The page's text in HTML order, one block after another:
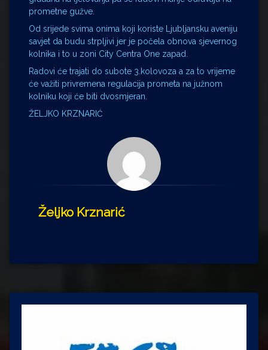
prometne gužve.
Od srijede svima onima koji koriste Ljubljansku aveniju
savjet da budu strpljivi jer je počela obnova sjevernog
kolnika i to u zoni City Centra One zapad.
Radovi će trajati do subote 3.kolovoza a za to vrijeme
će važiti privremena regulacija prometa na južnom
kolniku koji će biti dvosmjeran.
ŽELJKO KRZNARIĆ
Željko Krznarić